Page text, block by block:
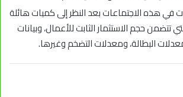
في هذه الاجتماعات بعد النظر إلى كميات هائلة
تتضمن حجم الاستثمار الثابت للأعمال، وبيانات
البطالة، ومعدلات التضخم وغيرها.